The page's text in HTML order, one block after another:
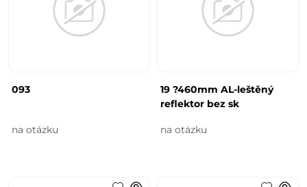
093
na otázku
19 ?460mm AL-leštěný
reflektor bez sk
na otázku